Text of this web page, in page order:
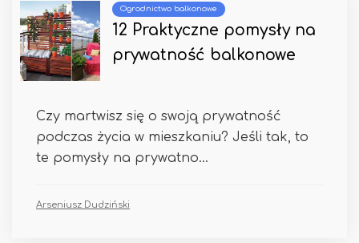
Ogrodnictwo balkonowe
12 Praktyczne pomysły na
prywatność balkonowe
Czy martwisz się o swoją prywatność
podczas życia w mieszkaniu? Jeśli tak, to
te pomysły na prywatno...
Arseniusz Dudziński